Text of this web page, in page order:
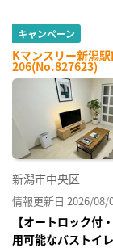
キャンペーン
Kマンスリー新潟
206(No.827623)
新潟市中央区
情報更新日 2026/08/
【オートロック
用可能なバストイ